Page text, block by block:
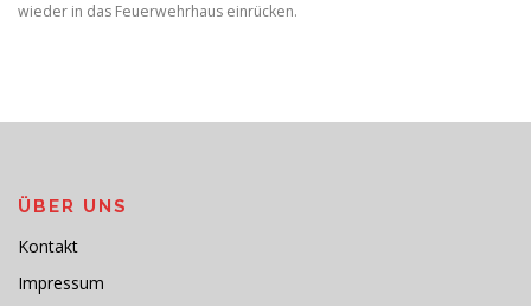
wieder in das Feuerwehrhaus einrücken.
ÜBER UNS
Kontakt
Impressum